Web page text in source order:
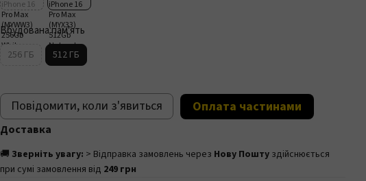
Вбудована пам'ять
256 ГБ 512 ГБ
Повідомити, коли з'явиться Оплата частинами
Доставка
🚚 Зверніть увагу: > Відправка замовлень через Нову Пошту здійснюється
при сумі замовлення від 249 грн